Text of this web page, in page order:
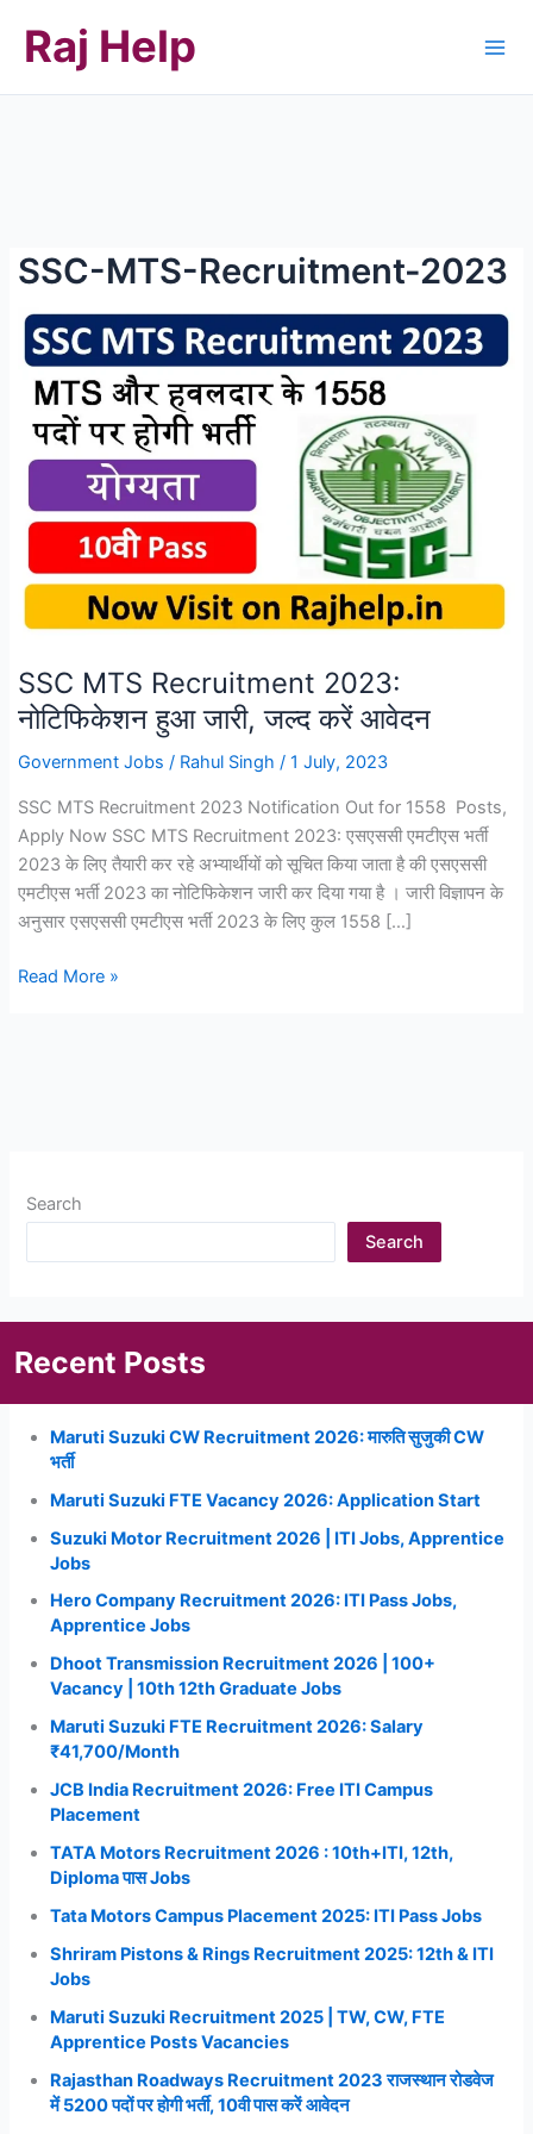
content
Raj Help
SSC-MTS-Recruitment-2023
SSC MTS Recruitment 2023:
नोटिफिकेशन हुआ जारी, जल्द करें आवेदन
Government Jobs / Rahul Singh/1 July, 2023
SSC MTS Recruitment 2023 Notification Out for 1558 Posts,
Apply Now SSC MTS Recruitment 2023: एसएससी एमटीएस भर्ती
2023 के लिए तैयारी कर रहे अभ्यार्थीयों को सूचित किया जाता है की एसएससी
एमटीएस भर्ती 2023 का नोटिफिकेशन जारी कर दिया गया है । जारी विज्ञापन के
अनुसार एसएससी एमटीएस भर्ती 2023 के लिए कुल 1558 […]
SSC
करें
Read More »
Search
Search
Recent Posts
Maruti Suzuki CW Recruitment 2026: मारुति सुजुकी CW
भर्ती
Maruti Suzuki FTE Vacancy 2026: Application Start
Suzuki Motor Recruitment 2026 | ITI Jobs, Apprentice
Jobs
Hero Company Recruitment 2026: ITI Pass Jobs,
Apprentice Jobs
Dhoot Transmission Recruitment 2026 | 100+
Vacancy | 10th 12th Graduate Jobs
Maruti Suzuki FTE Recruitment 2026: Salary
₹41,700/Month
JCB India Recruitment 2026: Free ITI Campus
Placement
TATA Motors Recruitment 2026 : 10th+ITI, 12th,
Diploma पास Jobs
Tata Motors Campus Placement 2025: ITI Pass Jobs
Shriram Pistons & Rings Recruitment 2025: 12th & ITI
Jobs
Maruti Suzuki Recruitment 2025 | TW, CW, FTE
Apprentice Posts Vacancies
Rajasthan Roadways Recruitment 2023 राजस्थान रोडवेज
में 5200 पदों पर होगी भर्ती, 10वी पास करें आवेदन